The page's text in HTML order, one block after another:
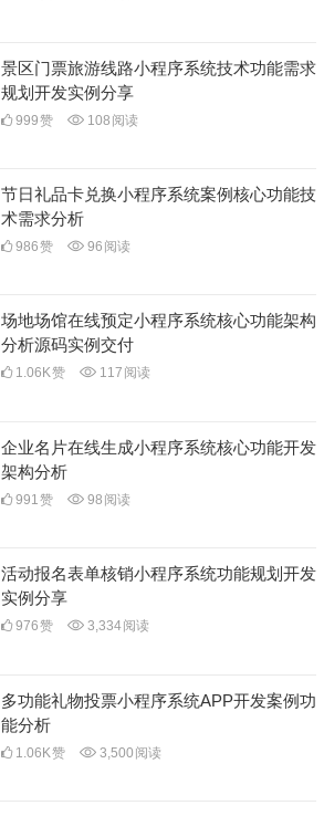
景区门票旅游线路小程序系统技术功能需求
规划开发实例分享
999赞 108 阅读
节日礼品卡兑换小程序系统案例核心功能技
术需求分析
986赞 96 阅读
场地场馆在线预定小程序系统核心功能架构
分析源码实例交付
1.06K赞 117 阅读
企业名片在线生成小程序系统核心功能开发
架构分析
991赞 98 阅读
活动报名表单核销小程序系统功能规划开发
实例分享
976赞 3,334阅读
多功能礼物投票小程序系统APP开发案例功
能分析
1.06K赞 3,500 阅读